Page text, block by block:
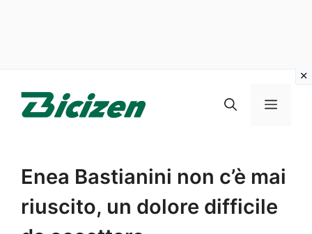
Menu
Enea Bastianini non c’è mai
riuscito, un dolore difficile